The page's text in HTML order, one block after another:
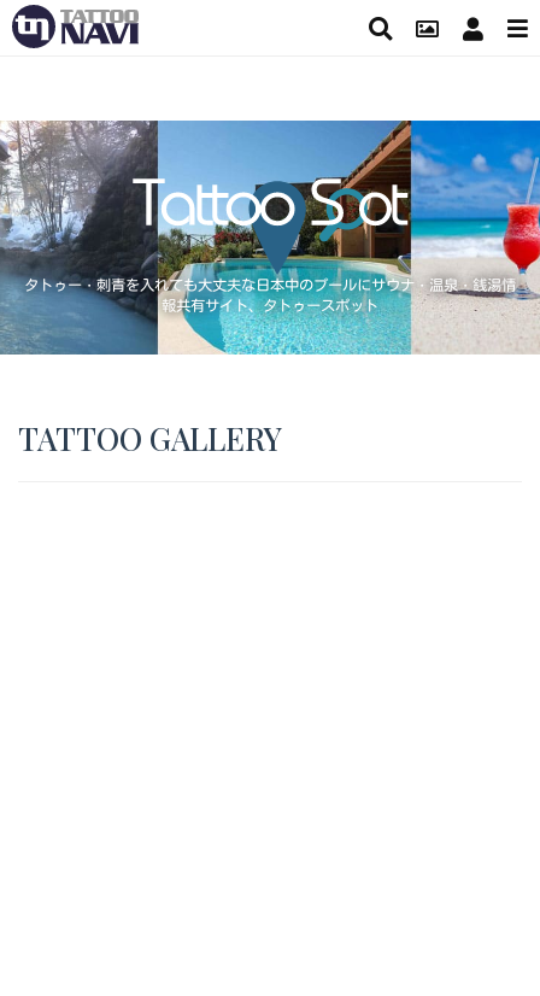
タトゥー・刺青を入れても大丈夫な日本中のプールにサウナ・温泉・銭湯情
報共有サイト、タトゥースポット
TATTOO GALLERY